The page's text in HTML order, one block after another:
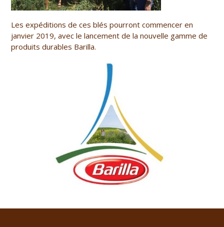
Les expéditions de ces blés pourront commencer en
janvier 2019, avec le lancement de la nouvelle gamme de
produits durables Barilla.